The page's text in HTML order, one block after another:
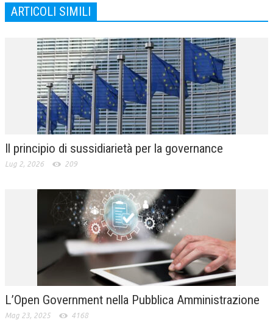
ARTICOLI SIMILI
Il principio di sussidiarietà per la governance
Lug 2, 2026 209
L’Open Government nella Pubblica Amministrazione
Mag 23, 2025 4168